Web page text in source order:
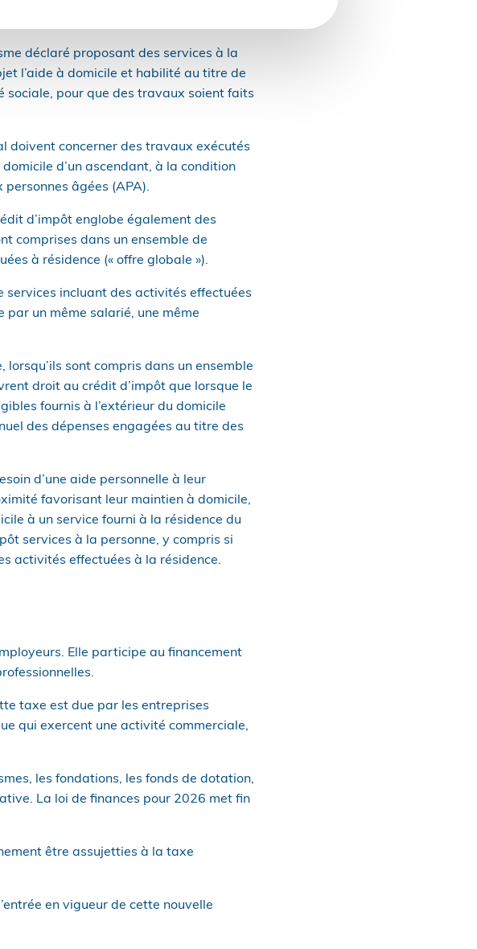
déclaré proposant des services à la
l’aide à domicile et habilité au titre de
sociale, pour que des travaux soient faits
doivent concerner des travaux exécutés
d’un ascendant, à la condition
âgées (APA).
d’impôt englobe également des
comprises dans un ensemble de
à résidence (« offre globale »).
services incluant des activités effectuées
par un même salarié, une même
lorsqu’ils sont compris dans un ensemble
droit au crédit d’impôt que lorsque le
fournis à l’extérieur du domicile
des dépenses engagées au titre des
d’une aide personnelle à leur
favorisant leur maintien à domicile,
à un service fourni à la résidence du
services à la personne, y compris si
activités effectuées à la résidence.
Elle participe au financement
taxe est due par les entreprises
qui exercent une activité commerciale,
les fondations, les fonds de dotation,
La loi de finances pour 2026 met fin
être assujetties à la taxe
en vigueur de cette nouvelle